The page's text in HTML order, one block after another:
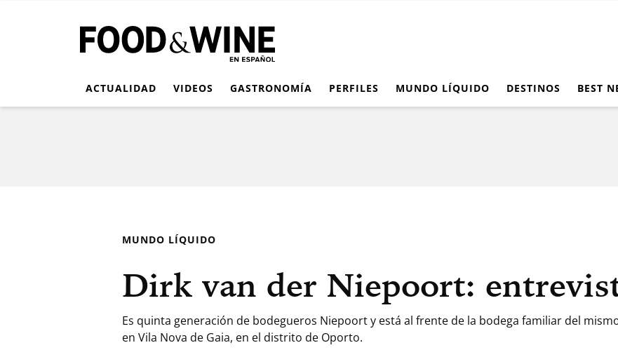
ACTUALIDAD VIDEOS GASTRONOMÍA PERFILES MUNDO LÍQUIDO DESTINOS BEST
MUNDO LÍQUIDO
Dirk van der Niepoort:
Es quinta generación de bodegueros Niepoort y está al frente de la bodega familiar del
en Vila Nova de Gaia, en el distrito de Oporto.